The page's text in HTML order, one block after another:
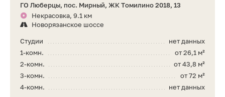
ГО Люберцы, пос. Мирный, ЖК Томилино 2018, 13
Некрасовка, 9.1 км
Новорязанское шоссе
нет данных
Студии
от 26,1 м²
1-комн.
от 43,8 м²
2-комн.
от 72 м²
3-комн.
нет данных
4-комн.